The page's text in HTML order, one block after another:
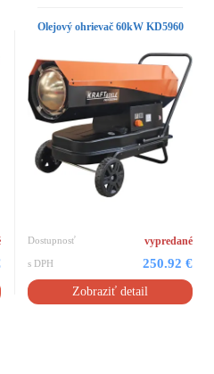
Olejový ohrievač 60kW KD5960
Dostupnosť vypredané
s DPH 250.92 €
Zobraziť detail